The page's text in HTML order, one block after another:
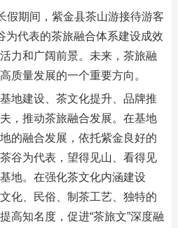
假期间，紫金县茶山游接待游客
为代表的茶旅融合体系建设成效
力和广阔前景。未来，茶旅融
质量发展的一个重要方向。
地建设、茶文化提升、品牌推
，推动茶旅融合发展。在基地
的融合发展，依托紫金良好的
谷为代表，望得见山、看得见
地。在强化茶文化内涵建设
化、民俗、制茶工艺、独特的
高知名度，促进“茶旅文”深度融